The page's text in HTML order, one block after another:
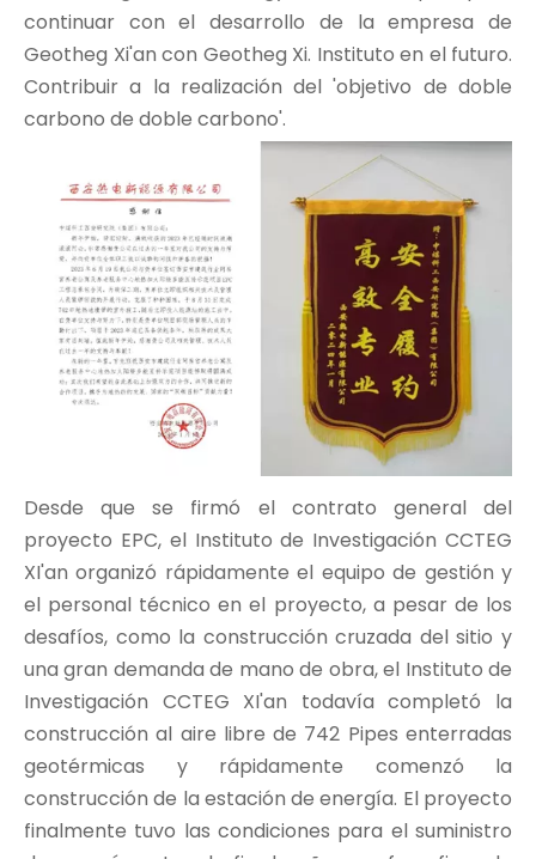
continuar con el desarrollo de la empresa de
Geotheg Xi'an con Geotheg Xi. Instituto en el futuro.
Contribuir a la realización del 'objetivo de doble
carbono de doble carbono'.
Desde que se firmó el contrato general del
proyecto EPC, el Instituto de Investigación CCTEG
XI'an organizó rápidamente el equipo de gestión y
el personal técnico en el proyecto, a pesar de los
desafíos, como la construcción cruzada del sitio y
una gran demanda de mano de obra, el Instituto de
Investigación CCTEG XI'an todavía completó la
construcción al aire libre de 742 Pipes enterradas
geotérmicas y rápidamente comenzó la
construcción de la estación de energía. El proyecto
finalmente tuvo las condiciones para el suministro